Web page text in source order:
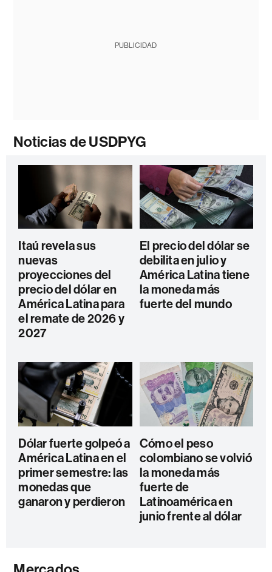
PUBLICIDAD
Noticias de USDPYG
Itaú revela sus
nuevas
proyecciones del
precio del dólar en
América Latina para
el remate de 2026 y
2027
El precio del dólar se
debilita en julio y
América Latina tiene
la moneda más
fuerte del mundo
Dólar fuerte golpeó a
América Latina en el
primer semestre: las
monedas que
ganaron y perdieron
Cómo el peso
colombiano se volvió
la moneda más
fuerte de
Latinoamérica en
junio frente al dólar